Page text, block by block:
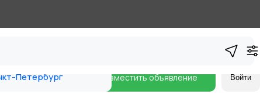
Петербург Разместить объявление Войти